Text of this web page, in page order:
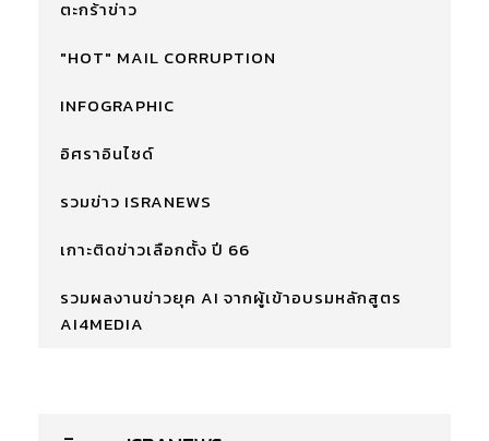
ตะกร้าข่าว
"HOT" MAIL CORRUPTION
INFOGRAPHIC
อิศราอินไซด์
รวมข่าว ISRANEWS
เกาะติดข่าวเลือกตั้ง ปี 66
รวมผลงานข่าวยุค AI จากผู้เข้าอบรมหลักสูตร
AI4MEDIA